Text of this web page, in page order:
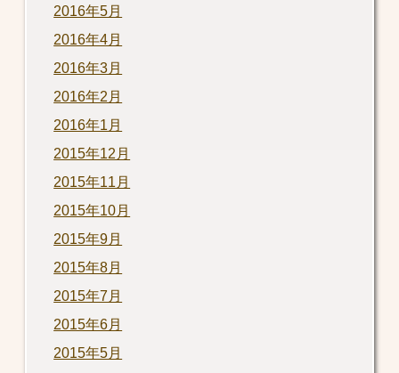
2016年5月
2016年4月
2016年3月
2016年2月
2016年1月
2015年12月
2015年11月
2015年10月
2015年9月
2015年8月
2015年7月
2015年6月
2015年5月